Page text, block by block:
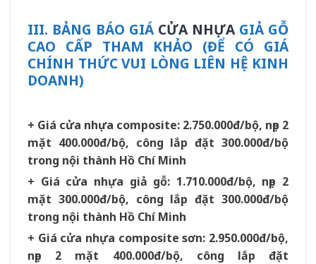
III. BẢNG BÁO GIÁ CỬA NHỰAGIẢ GỖ
CAO CẤP THAM KHẢO (ĐỂ CÓ GIÁ
CHÍNH THỨC VUI LÒNG LIÊN HỆ KINH
DOANH)
+ Giá cửa nhựa composite: 2.750.000đ/bộ, nẹp 2
mặt 400.000đ/bộ, công lắp đặt 300.000đ/bộ
trong nội thành Hồ Chí Minh
+ Giá cửa nhựa giả gỗ: 1.710.000đ/bộ, nẹp 2
mặt 300.000đ/bộ, công lắp đặt 300.000đ/bộ
trong nội thành Hồ Chí Minh
+ Giá cửa nhựa composite sơn: 2.950.000đ/bộ,
nẹp 2 mặt 400.000đ/bộ, công lắp đặt